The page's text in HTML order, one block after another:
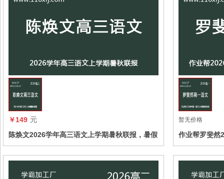
收藏
￥149 元
陈焕文2026学年高三语文上学期暑秋联报，暑假
班更新完毕，秋季班同步更新中
暂无价格
作业帮罗斐然
报，暑假班更